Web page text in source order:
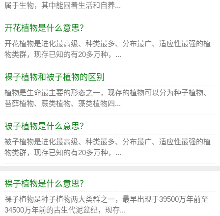
属于生物，其中能固着生活和自养...
开花植物是什么意思？
开花植物是进化最高级、种类最多、分布最广、适应性最强的植
物类群，现存已知的有20多万种，...
裸子植物和被子植物的区别
植物是生命最主要的形态之一，现存的植物可以分为种子植物、
苔藓植物、蕨类植物、藻类植物四...
被子植物是什么意思？
被子植物是进化最高级、种类最多、分布最广、适应性最强的植
物类群，现存已知的有20多万种，...
裸子植物是什么意思？
裸子植物是种子植物两大类群之一，最早出现于39500万年前至
34500万年前的古生代泥盆纪，现存...